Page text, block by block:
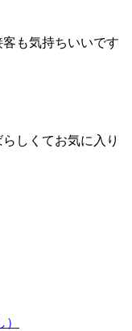
も気持ちいいです
しくてお気に入り